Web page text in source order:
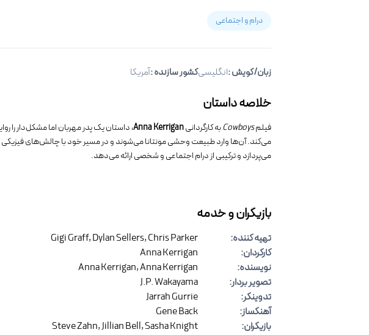
درام و اجتماعی
زبان/گویش:انگلیسیکشور سازنده :آمریکا
خلاصه داستان
فیلمCowboysبه کارگردانیAnna Kerrigan، داستان یک پدر مهربان اما مشکل‌دار را
می‌کند. آن‌ها وارد طبیعت وحشی مونتانا می‌شوند و در مسیر خود با چالش‌های فیزیکی و
می‌پردازد و ترکیبی از درام اجتماعی و شخصی ارائه می‌دهد.
بازیگران و خدمه
تهیه کننده:
Gigi Graff,Dylan Sellers,Chris Parker
کارگردان:
Anna Kerrigan
نویسنده:
Anna Kerrigan,Anna Kerrigan
تصویر بردار:
J.P. Wakayama
تدوینگر:
Jarrah Gurrie
آهنگساز:
Gene Back
بازیگران:
Steve Zahn,Jillian Bell,Sasha Knight